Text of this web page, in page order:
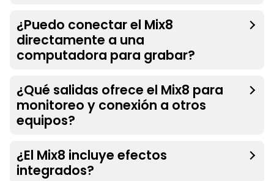
¿Puedo conectar el Mix8
directamente a una
computadora para grabar?
¿Qué salidas ofrece el Mix8 para
monitoreo y conexión a otros
equipos?
¿El Mix8 incluye efectos
integrados?